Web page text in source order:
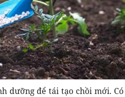
dưỡng để tái tạo chồi mới.